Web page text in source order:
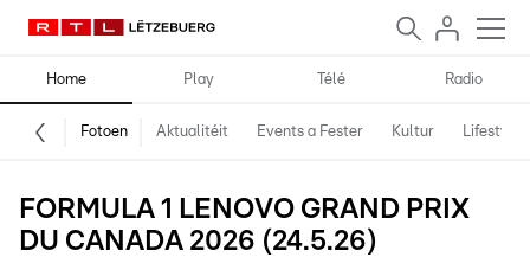
Home Play Télé Radio
Fotoen Aktualitéit Events a Fester Kultur Lifestyle
FORMULA 1 LENOVO GRAND PRIX
DU CANADA 2026 (24.5.26)